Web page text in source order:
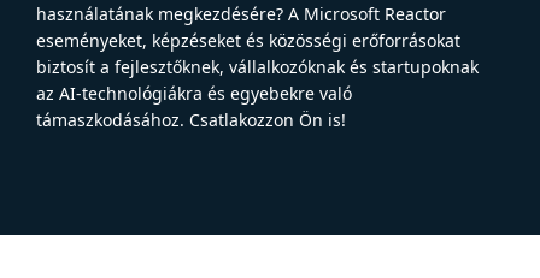
használatának megkezdésére? A Microsoft Reactor
eseményeket, képzéseket és közösségi erőforrásokat
biztosít a fejlesztőknek, vállalkozóknak és startupoknak
az AI-technológiákra és egyebekre való
támaszkodásához. Csatlakozzon Ön is!